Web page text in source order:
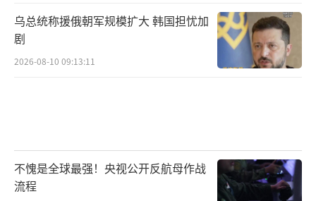
乌总统称援俄朝军规模扩大 韩国担忧加
剧
2026-08-10 09:13:11
不愧是全球最强！央视公开反航母作战
流程